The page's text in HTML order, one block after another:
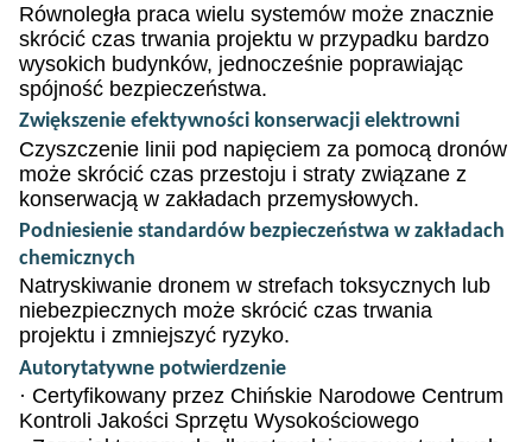
Równoległa praca wielu systemów może znacznie
skrócić czas trwania projektu w przypadku bardzo
wysokich budynków, jednocześnie poprawiając
spójność bezpieczeństwa.
Zwiększenie efektywności konserwacji elektrowni
Czyszczenie linii pod napięciem za pomocą dronów
może skrócić czas przestoju i straty związane z
konserwacją w zakładach przemysłowych.
Podniesienie standardów bezpieczeństwa w zakładach
chemicznych
Natryskiwanie dronem w strefach toksycznych lub
niebezpiecznych może skrócić czas trwania
projektu i zmniejszyć ryzyko.
Autorytatywne potwierdzenie
· Certyfikowany przez Chińskie Narodowe Centrum
Kontroli Jakości Sprzętu Wysokościowego